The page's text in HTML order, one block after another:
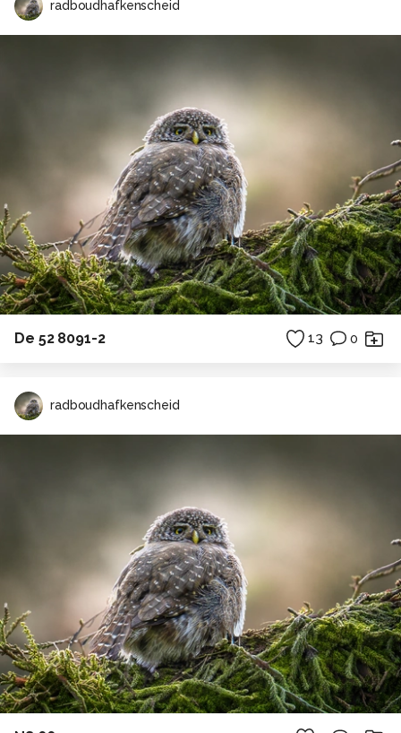
radboudhafkenscheid
De 52 8091-2 13 0
radboudhafkenscheid